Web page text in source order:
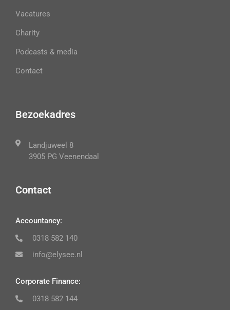
Vacatures
Charity
Podcasts & media
Contact
Bezoekadres
Landjuweel 8
3905 PG Veenendaal
Contact
Accountancy:
0318 582 140
info@elysee.nl
Corporate Finance:
0318 582 144